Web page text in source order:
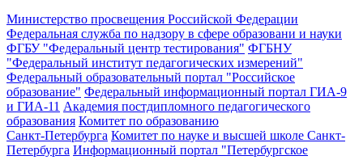
Министерство просвещения Российской Федерации
Федеральная служба по надзору в сфере образовани и науки
ФГБУ "Федеральный центр тестирования" ФГБНУ
"Федеральный институт педагогических измерений"
Федеральный образовательный портал "Российское
образование" Федеральный информационный портал ГИА-9
и ГИА-11 Академия постдипломного педагогического
образования Комитет по образованию
Санкт-Петербурга Комитет по науке и высшей школе Санкт-
Петербурга Информационный портал "Петербургское